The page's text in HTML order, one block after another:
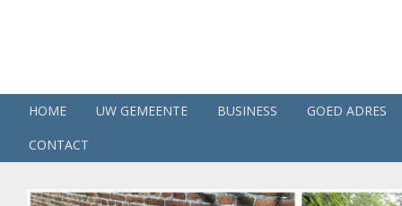
HOME UW GEMEENTE BUSINESS
GOED ADRES
CONTACT